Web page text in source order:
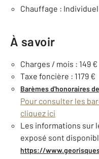
Chauffage : Individuel
À savoir
Charges / mois : 149 €
Taxe foncière : 1179 €
Barèmes d'honoraires
Pour consulter les
cliquez ici
Les informations sur
exposé sont
https://